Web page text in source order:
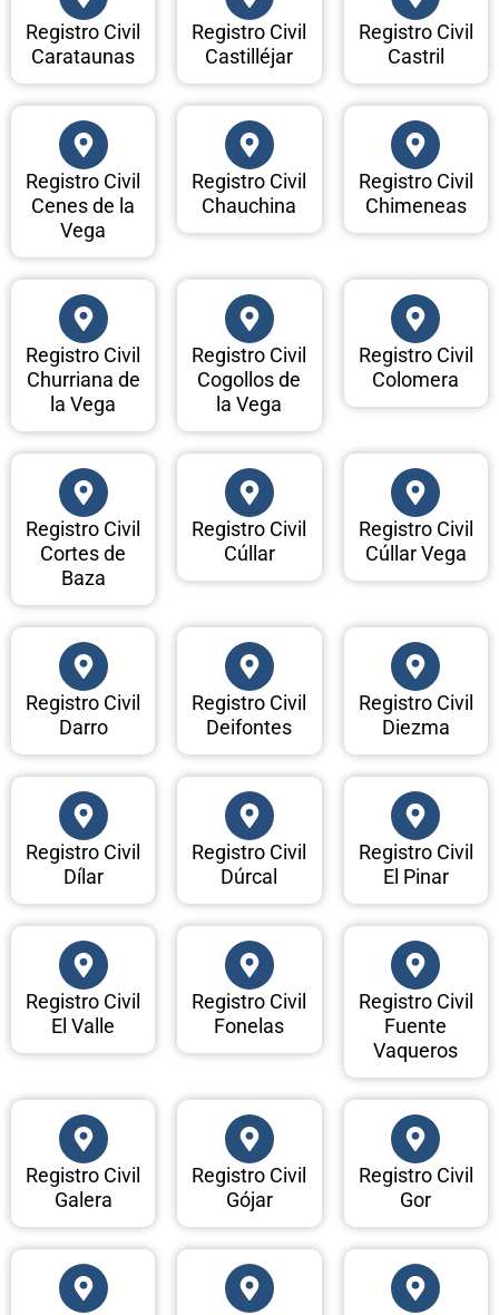
Registro Civil
Carataunas
Registro Civil
Castilléjar
Registro Civil
Castril
Registro Civil
Cenes de la
Vega
Registro Civil
Chauchina
Registro Civil
Chimeneas
Registro Civil
Churriana de
la Vega
Registro Civil
Cogollos de
la Vega
Registro Civil
Colomera
Registro Civil
Cortes de
Baza
Registro Civil
Cúllar
Registro Civil
Cúllar Vega
Registro Civil
Darro
Registro Civil
Deifontes
Registro Civil
Diezma
Registro Civil
Dílar
Registro Civil
Dúrcal
Registro Civil
El Pinar
Registro Civil
El Valle
Registro Civil
Fonelas
Registro Civil
Fuente
Vaqueros
Registro Civil
Galera
Registro Civil
Gójar
Registro Civil
Gor